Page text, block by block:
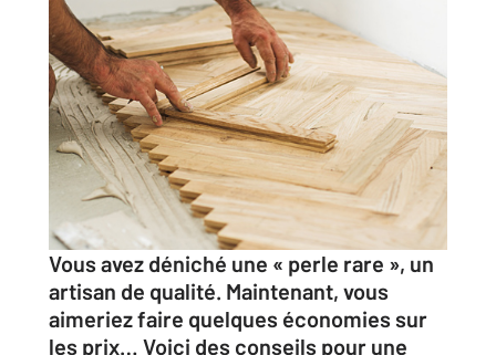
Vous avez déniché une « perle rare », un
artisan de qualité. Maintenant, vous
aimeriez faire quelques économies sur
les prix… Voici des conseils pour une